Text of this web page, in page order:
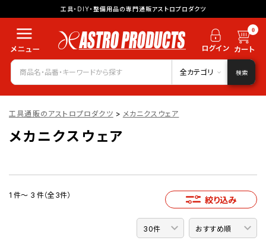
工具・DIY・整備用品の専門通販アストロプロダクツ
0
全カテゴリ 検索
工具通販のアストロプロダクツ > メカニクスウェア
メカニクスウェア
1 件～ 3 件（全3件） 絞り込み